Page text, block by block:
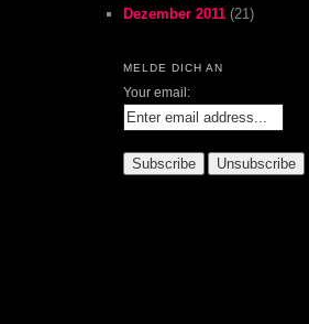
Dezember 2011 (21)
MELDE DICH AN
Your email: